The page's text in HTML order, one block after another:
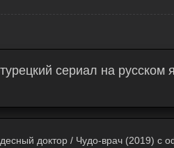
сериал на русском
доктор / Чудо-врач (2019) с